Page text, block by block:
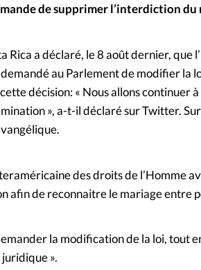
de supprimer l’interdiction du
Rica a déclaré, le 8 août dernier,
au Parlement de modifier la
décision: « Nous allons continuer
», a-t-il déclaré sur Twitter.
des droits de l’Homme
afin de reconnaitre le mariage entre
la modification de la loi, tout
».